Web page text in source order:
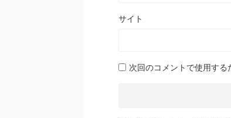
サイト
次回のコメントで使用する